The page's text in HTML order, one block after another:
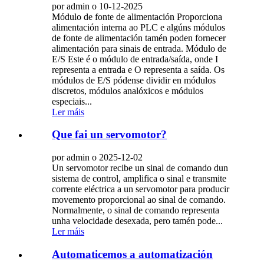
por admin o 10-12-2025
Módulo de fonte de alimentación Proporciona
alimentación interna ao PLC e algúns módulos
de fonte de alimentación tamén poden fornecer
alimentación para sinais de entrada. Módulo de
E/S Este é o módulo de entrada/saída, onde I
representa a entrada e O representa a saída. Os
módulos de E/S pódense dividir en módulos
discretos, módulos analóxicos e módulos
especiais...
Ler máis
Que fai un servomotor?
por admin o 2025-12-02
Un servomotor recibe un sinal de comando dun
sistema de control, amplifica o sinal e transmite
corrente eléctrica a un servomotor para producir
movemento proporcional ao sinal de comando.
Normalmente, o sinal de comando representa
unha velocidade desexada, pero tamén pode...
Ler máis
Automaticemos a automatización